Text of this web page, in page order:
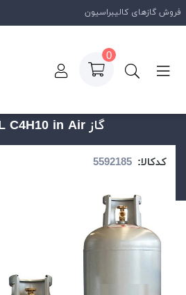
گاز 25LEL C4H10 in Air%
کدکالا:
فروش گازهای کالیبراسیون
0